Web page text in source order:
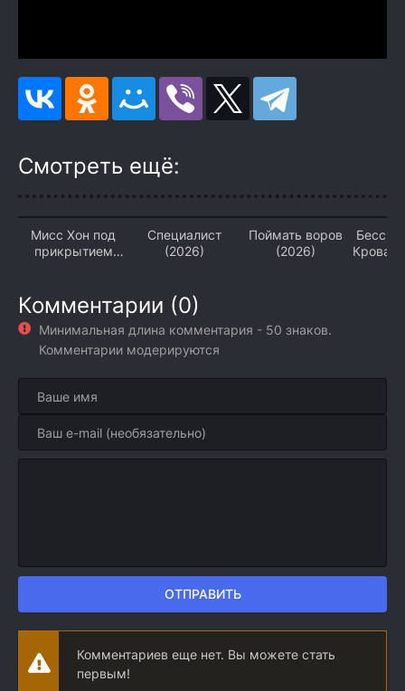
Смотреть ещё:
Мисс Хон под
прикрытием
Специалист
(2026)
Поймать воров
(2026)
Комментарии (0)
Минимальная длина комментария - 50 знаков.
Комментарии модерируются
ОТПРАВИТЬ
Комментариев еще нет. Вы можете стать
первым!